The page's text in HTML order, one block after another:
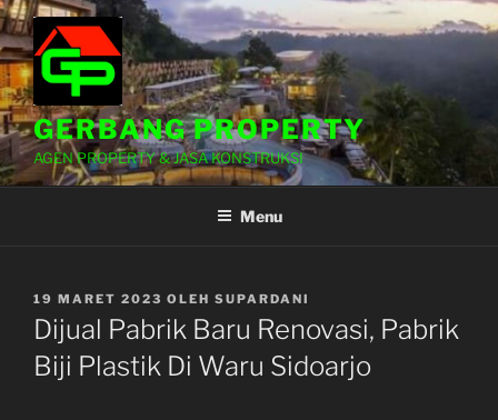
Lompat
ke
konten
GERBANG PROPERTY
AGEN PROPERTY & JASA KONSTRUKSI
Menu
DIPOSKAN
PADA
19 MARET 2023 OLEH SUPARDANI
Dijual Pabrik Baru Renovasi, Pabrik
Biji Plastik Di Waru Sidoarjo